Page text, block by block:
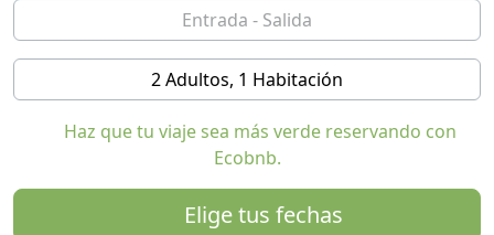
que consta de un salón con cocina americana y sofá
cama doble, un dormitorio con cama doble/dos camas
individuales y una cama individual (con opción de
añadir barandillas para niños) y un baño con ventana y
ducha con temperatura controlada.
entrada privada, calefacción independiente, suelos
2 Adultos, 1 Habitación
Haz que tu viaje sea más verde reservando con
Ecobnb.
Elige tus fechas